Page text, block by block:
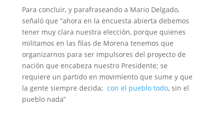
Para concluir, y parafraseando a Mario Delgado,
señaló que “ahora en la encuesta abierta debemos
tener muy clara nuestra elección, porque quienes
militamos en las filas de Morena tenemos que
organizarnos para ser impulsores del proyecto de
nación que encabeza nuestro Presidente; se
requiere un partido en movimiento que sume y que
la gente siempre decida; con el pueblo todo, sin el
pueblo nada”